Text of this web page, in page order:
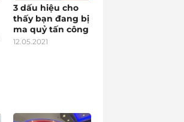
3 dấu hiệu cho
thấy bạn đang bị
ma quỷ tấn công
12.05.2021